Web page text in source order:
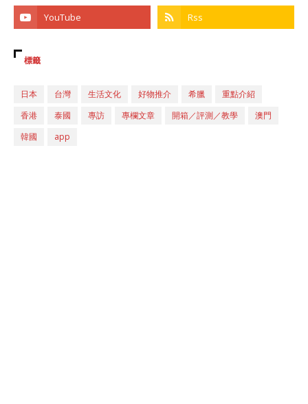
標籤
日本 台灣 生活文化 好物推介 希臘
重點介紹
香港
泰國 專訪 專欄文章 開箱／評測／教學
澳門
韓國
app